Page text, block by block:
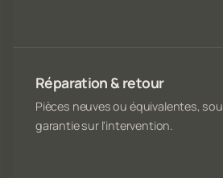
Réparation & retour
Pièces neuves ou équivalentes,
garantie sur l'intervention.